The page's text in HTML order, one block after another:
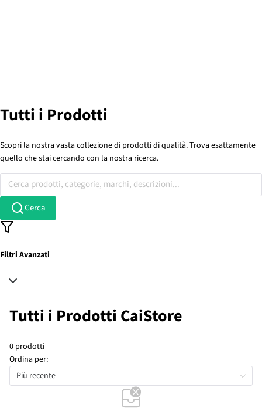
Tutti i Prodotti
Scopri la nostra vasta collezione di prodotti di qualità. Trova esattamente
quello che stai cercando con la nostra ricerca.
Cerca prodotti, categorie, marchi, descrizioni...
Cerca
Filtri Avanzati
Tutti i Prodotti CaiStore
0 prodotti
Ordina per:
Più recente